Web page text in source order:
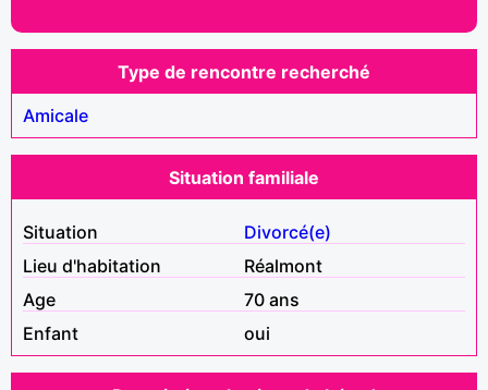
Type de rencontre recherché
Amicale
Situation familiale
Situation
Divorcé(e)
Lieu d'habitation
Réalmont
Age
70 ans
Enfant
oui